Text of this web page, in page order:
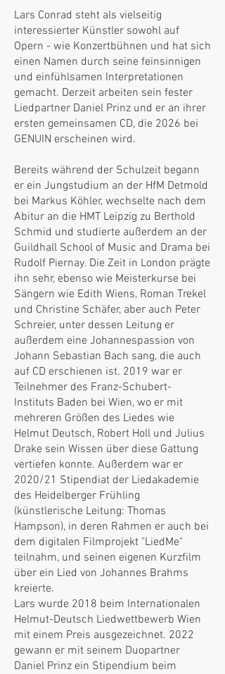
Lars Conrad steht als vielseitig
interessierter Künstler sowohl auf
Opern - wie Konzertbühnen und hat sich
einen Namen durch seine feinsinnigen
und einfühlsamen Interpretationen
gemacht. Derzeit arbeiten sein fester
Liedpartner Daniel Prinz und er an ihrer
ersten gemeinsamen CD, die 2026 bei
GENUIN erscheinen wird.
Bereits während der Schulzeit begann
er ein Jungstudium an der HfM Detmold
bei Markus Köhler, wechselte nach dem
Abitur an die HMT Leipzig zu Berthold
Schmid und studierte außerdem an der
Guildhall School of Music and Drama bei
Rudolf Piernay. Die Zeit in London prägte
ihn sehr, ebenso wie Meisterkurse bei
Sängern wie Edith Wiens, Roman Trekel
und Christine Schäfer, aber auch Peter
Schreier, unter dessen Leitung er
außerdem eine Johannespassion von
Johann Sebastian Bach sang, die auch
auf CD erschienen ist. 2019 war er
Teilnehmer des Franz-Schubert-
Instituts Baden bei Wien, wo er mit
mehreren Größen des Liedes wie
Helmut Deutsch, Robert Holl und Julius
Drake sein Wissen über diese Gattung
vertiefen konnte. Außerdem war er
2020/21 Stipendiat der Liedakademie
des Heidelberger Frühling
(künstlerische Leitung: Thomas
Hampson), in deren Rahmen er auch bei
dem digitalen Filmprojekt "LiedMe"
teilnahm, und seinen eigenen Kurzfilm
über ein Lied von Johannes Brahms
kreierte.
Lars wurde 2018 beim Internationalen
Helmut-Deutsch Liedwettbewerb Wien
mit einem Preis ausgezeichnet. 2022
gewann er mit seinem Duopartner
Daniel Prinz ein Stipendium beim